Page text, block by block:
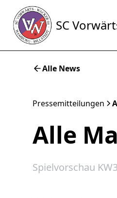
SC
Alle News
Pressemitteilungen
Alle
Spielvorschau